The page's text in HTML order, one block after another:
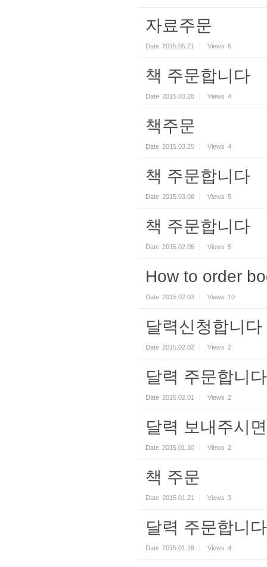
자료주문
Date 2015.05.21 Views 6
책 주문합니다
Date 2015.03.28 Views 4
책주문
Date 2015.03.25 Views 4
책 주문합니다
Date 2015.03.06 Views 5
책 주문합니다
Date 2015.02.05 Views 5
How to order
Date 2015.02.03 Views 10
달력신청합니다
Date 2015.02.02 Views 2
달력 주문합니다
Date 2015.02.01 Views 2
달력 보내주시
Date 2015.01.30 Views 2
책 주문
Date 2015.01.21 Views 3
달력 주문합니
Date 2015.01.18 Views 4